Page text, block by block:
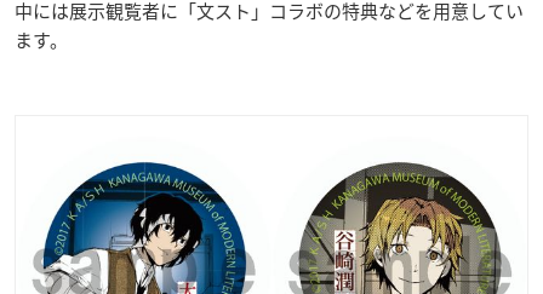
中には展示観覧者に「文スト」コラボの特典などを用意してい
ます。